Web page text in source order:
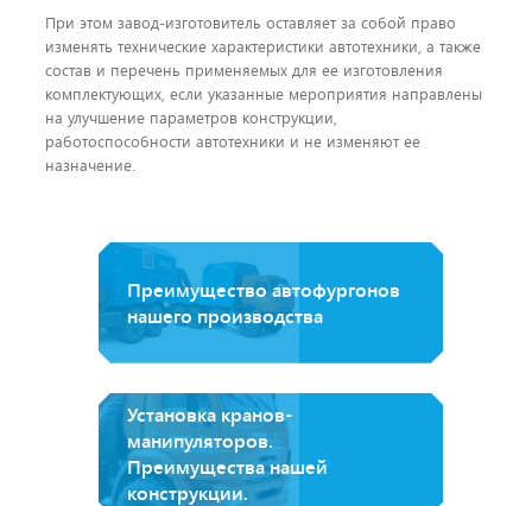
При этом завод-изготовитель оставляет за собой право
изменять технические характеристики автотехники, а также
состав и перечень применяемых для ее изготовления
комплектующих, если указанные мероприятия направлены
на улучшение параметров конструкции,
работоспособности автотехники и не изменяют ее
назначение.
Преимущество автофургонов
нашего производства
Установка кранов-
манипуляторов.
Преимущества нашей
конструкции.